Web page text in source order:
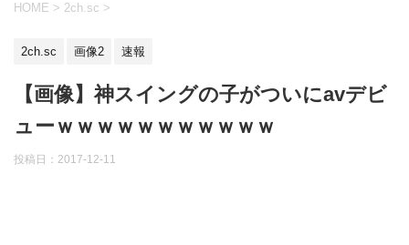
HOME > 2ch.sc >
2ch.sc 画像2 速報
【画像】神スイングの子がついにavデビ
ューｗｗｗｗｗｗｗｗｗｗｗ
投稿日： 2017-12-11